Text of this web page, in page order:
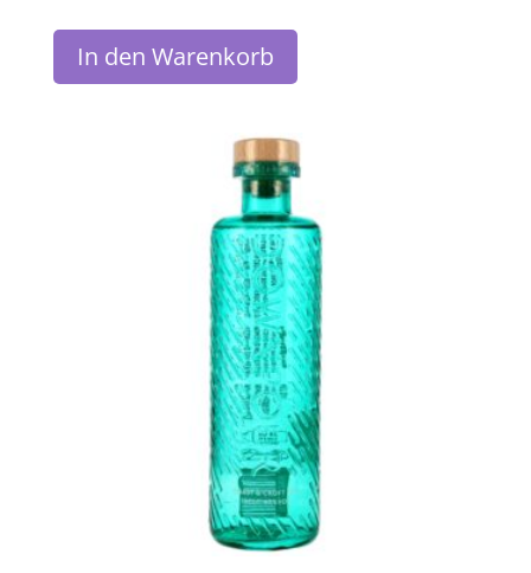
In den Warenkorb